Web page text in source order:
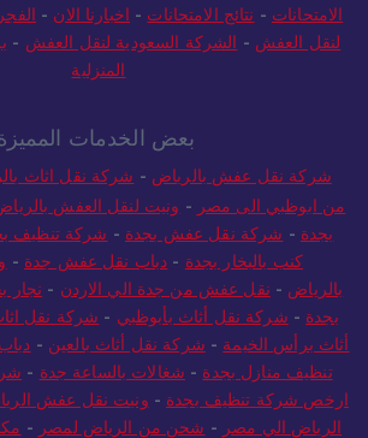
لنقل العفش-العربية للخدمات المنزلية-
الامتحانات- نتائج الامتحانات- اخبارنا الان-
الشركة السعودية لنقل العفش
بعض الخدمات المميزة
شركة نقل عفش بالرياض -شركة نقل اثاث
من ابوظبي الى مصر-ونيت لنقل العفش
بجدة- شركة نقل عفش بجدة- شركة تنظيف
كنب بالبخار بجدة - دباب نقل عفش جدة-
بالرياض -نقل عفش من جدة الي الاردن-نجار
بجدة-شركة نقل أثاث بأبوظبي-شركة نقل
أثاث برأس الخيمة-شركة نقل أثاث بالعين-
تنظيف منازل بجدة -شغالات بالساعة جدة -
ارخص شركة تنظيف بجدة -ونيت نقل عفش